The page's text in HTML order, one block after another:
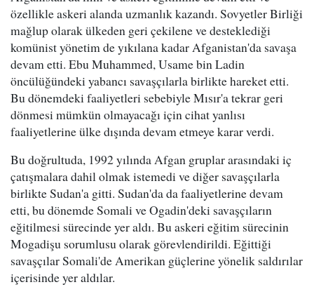
özellikle askeri alanda uzmanlık kazandı. Sovyetler Birliği
mağlup olarak ülkeden geri çekilene ve desteklediği
komünist yönetim de yıkılana kadar Afganistan'da savaşa
devam etti. Ebu Muhammed, Usame bin Ladin
öncülüğündeki yabancı savaşçılarla birlikte hareket etti.
Bu dönemdeki faaliyetleri sebebiyle Mısır'a tekrar geri
dönmesi mümkün olmayacağı için cihat yanlısı
faaliyetlerine ülke dışında devam etmeye karar verdi.
Bu doğrultuda, 1992 yılında Afgan gruplar arasındaki iç
çatışmalara dahil olmak istemedi ve diğer savaşçılarla
birlikte Sudan'a gitti. Sudan'da da faaliyetlerine devam
etti, bu dönemde Somali ve Ogadin'deki savaşçıların
eğitilmesi sürecinde yer aldı. Bu askeri eğitim sürecinin
Mogadişu sorumlusu olarak görevlendirildi. Eğittiği
savaşçılar Somali'de Amerikan güçlerine yönelik saldırılar
içerisinde yer aldılar.